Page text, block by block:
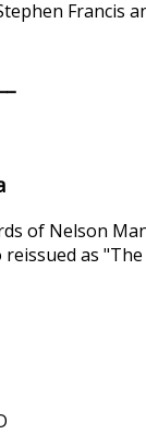
Francis
of Nelson
as